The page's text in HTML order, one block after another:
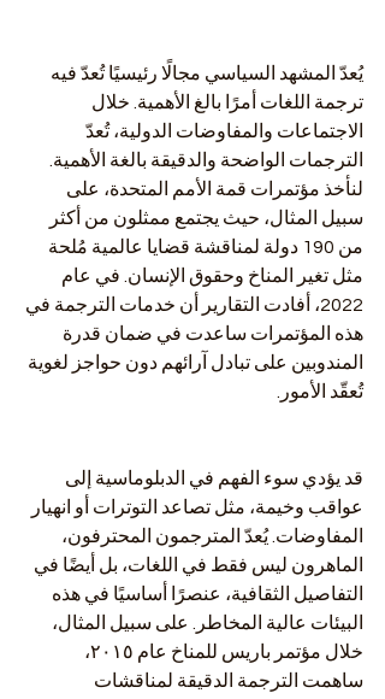
يُعدّ المشهد السياسي مجالًا رئيسيًا تُعدّ فيه
ترجمة اللغات أمرًا بالغ الأهمية. خلال
الاجتماعات والمفاوضات الدولية، تُعدّ
الترجمات الواضحة والدقيقة بالغة الأهمية.
لنأخذ مؤتمرات قمة الأمم المتحدة، على
سبيل المثال، حيث يجتمع ممثلون من أكثر
من 190 دولة لمناقشة قضايا عالمية مُلحة
مثل تغير المناخ وحقوق الإنسان. في عام
2022، أفادت التقارير أن خدمات الترجمة في
هذه المؤتمرات ساعدت في ضمان قدرة
المندوبين على تبادل آرائهم دون حواجز لغوية
تُعقّد الأمور.
قد يؤدي سوء الفهم في الدبلوماسية إلى
عواقب وخيمة، مثل تصاعد التوترات أو انهيار
المفاوضات. يُعدّ المترجمون المحترفون،
الماهرون ليس فقط في اللغات، بل أيضًا في
التفاصيل الثقافية، عنصرًا أساسيًا في هذه
البيئات عالية المخاطر. على سبيل المثال،
خلال مؤتمر باريس للمناخ عام ٢٠١٥،
ساهمت الترجمة الدقيقة لمناقشات